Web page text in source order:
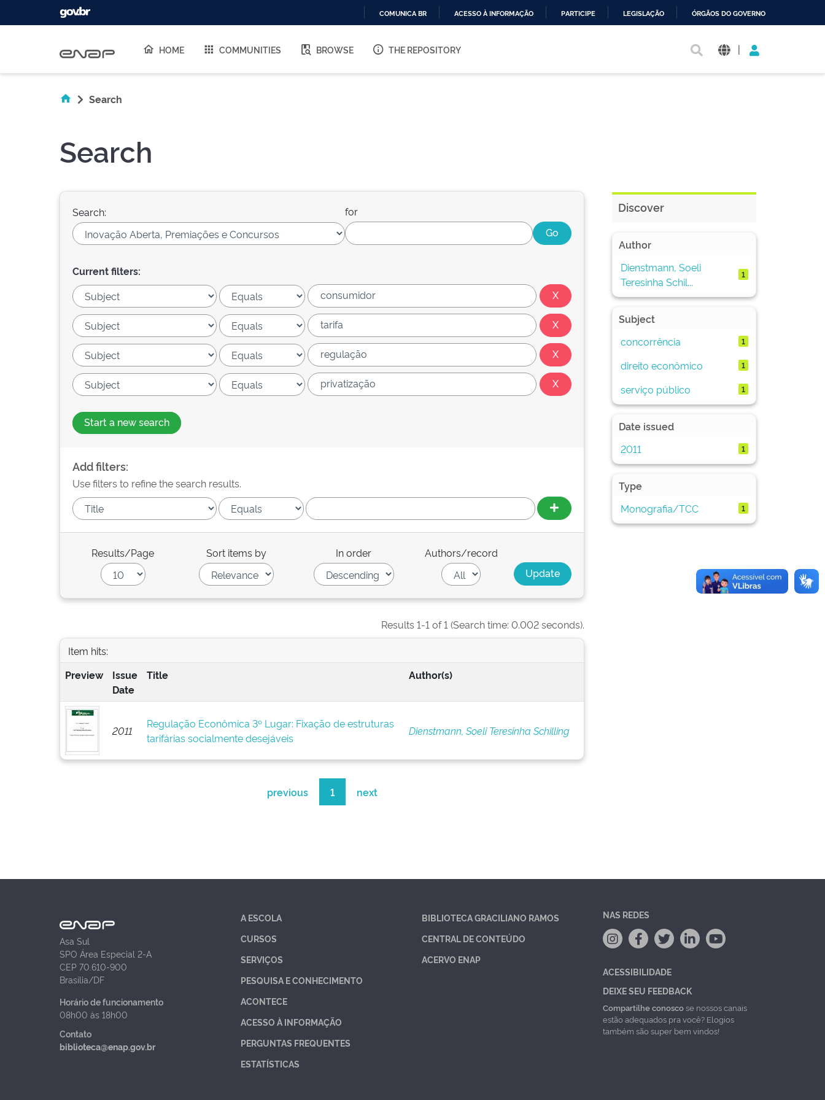
O
COMUNICA BR ACESSO À INFORMAÇÃO PARTICIPE LEGISLAÇÃO ÓRGÃOS DO GOVERNO
HOME COMMUNITIES BROWSE THE REPOSITORY |
Search
Search
Search: for
Current filters:
Start a new search
Add filters:
Use filters to refine the search results.
Results/Page Sort items by In order Authors/record
Results 1-1 of 1 (Search time: 0.002 seconds).
Item hits:
Preview
Issue
Date
Title Author(s)
2011
Regulação Econômica 3º Lugar: Fixação de estruturas
tarifárias socialmente desejáveis
Dienstmann, Soeli Teresinha Schilling
previous 1 next
Discover
Author
Dienstmann, Soeli
Teresinha Schil...
1
Subject
concorrência
1
direito econômico 1
serviço público 1
Date issued
2011
1
Type
Monografia/TCC
1
Asa Sul
SPO Área Especial 2-A
CEP 70.610-900
Brasília/DF
Horário de funcionamento
08h00 às 18h00
Contato
biblioteca@enap.gov.br
A ESCOLA
CURSOS
SERVIÇOS
PESQUISA E CONHECIMENTO
ACONTECE
ACESSO À INFORMAÇÃO
PERGUNTAS FREQUENTES
ESTATÍSTICAS
BIBLIOTECA GRACILIANO RAMOS
CENTRAL DE CONTEÚDO
ACERVO ENAP
NAS REDES
ACESSIBILIDADE
DEIXE SEU FEEDBACK
Compartilhe conoscose nossos canais
estão adequados pra você? Elogios
também são super bem vindos!